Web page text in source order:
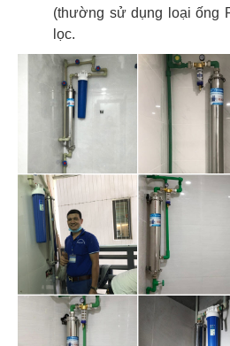
(thường sử dụng loại ống
lọc.